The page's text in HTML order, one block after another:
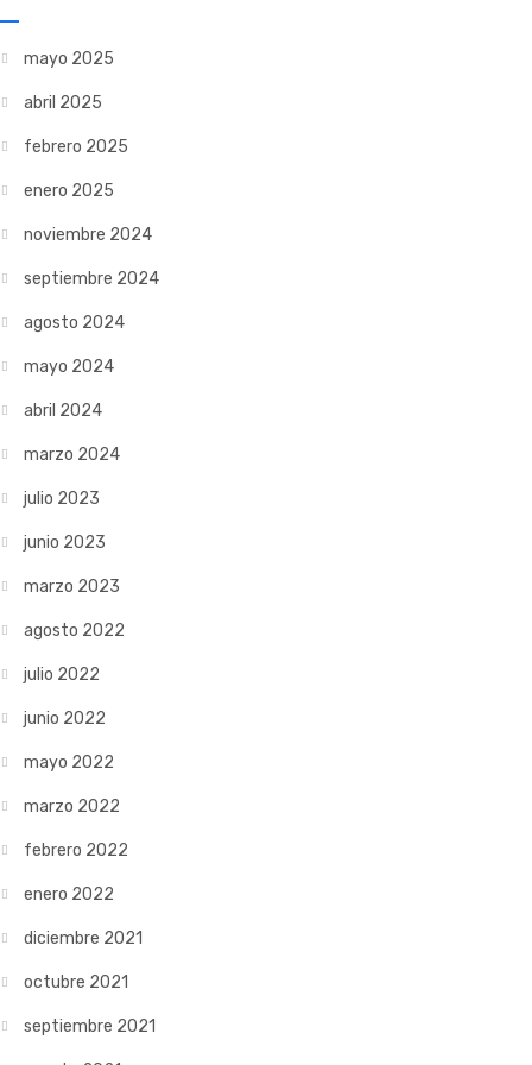
mayo 2025
abril 2025
febrero 2025
enero 2025
noviembre 2024
septiembre 2024
agosto 2024
mayo 2024
abril 2024
marzo 2024
julio 2023
junio 2023
marzo 2023
agosto 2022
julio 2022
junio 2022
mayo 2022
marzo 2022
febrero 2022
enero 2022
diciembre 2021
octubre 2021
septiembre 2021